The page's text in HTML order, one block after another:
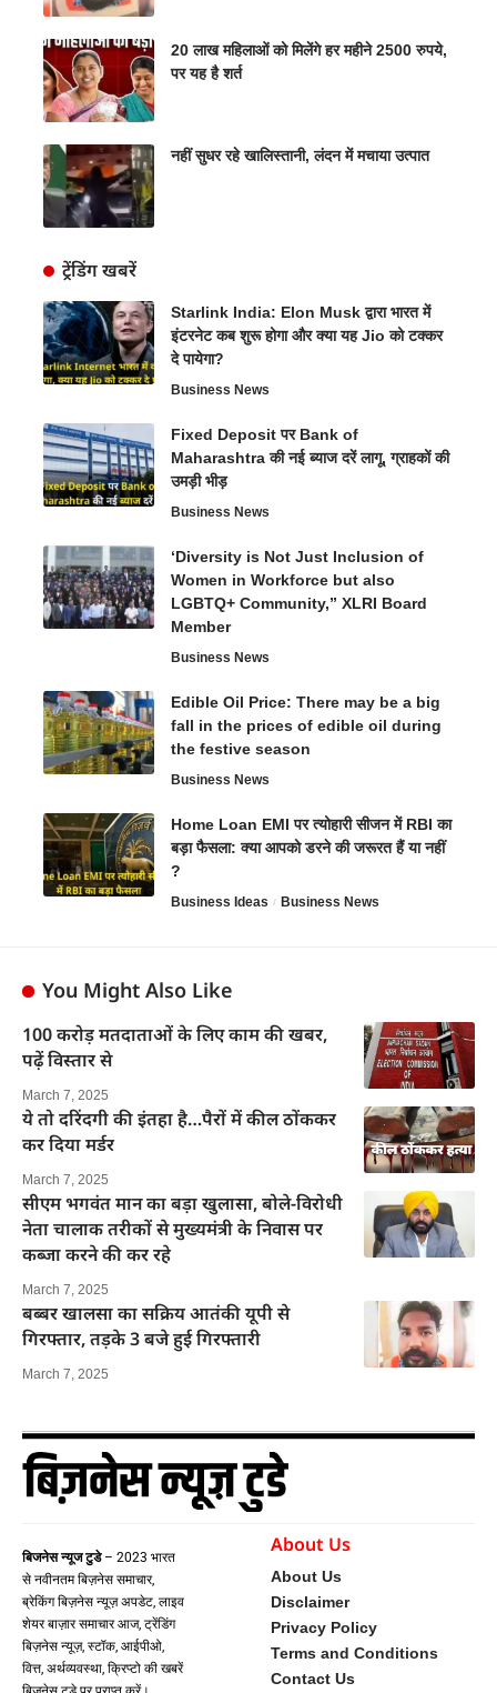
20 लाख महिलाओं को मिलेंगे हर महीने 2500 रुपये,
पर यह है शर्त
नहीं सुधर रहे खालिस्तानी, लंदन में मचाया उत्पात
ट्रेंडिंग खबरें
Starlink India: Elon Musk द्वारा भारत में
इंटरनेट कब शुरू होगा और क्या यह Jio को टक्कर
दे पायेगा?
Business News
Fixed Deposit पर Bank of
Maharashtra की नई ब्याज दरें लागू, ग्राहकों की
उमड़ी भीड़
Business News
‘Diversity is Not Just Inclusion of
Women in Workforce but also
LGBTQ+ Community,” XLRI Board
Member
Business News
Edible Oil Price: There may be a big
fall in the prices of edible oil during
the festive season
Business News
Home Loan EMI पर त्योहारी सीजन में RBI का
बड़ा फैसला: क्या आपको डरने की जरूरत हैं या नहीं
?
Business Ideas Business News
You Might Also Like
100 करोड़ मतदाताओं के लिए काम की खबर,
पढ़ें विस्तार से
March 7, 2025
ये तो दरिंदगी की इंतहा है…पैरों में कील ठोंककर
कर दिया मर्डर
March 7, 2025
सीएम भगवंत मान का बड़ा खुलासा, बोले-विरोधी
नेता चालाक तरीकों से मुख्यमंत्री के निवास पर
कब्जा करने की कर रहे
March 7, 2025
बब्बर खालसा का सक्रिय आतंकी यूपी से
गिरफ्तार, तड़के 3 बजे हुई गिरफ्तारी
March 7, 2025
बिजनेस न्यूज टुडे– 2023 भारत
से नवीनतम बिज़नेस समाचार,
ब्रेकिंग बिज़नेस न्यूज़ अपडेट, लाइव
शेयर बाज़ार समाचार आज, ट्रेंडिंग
बिज़नेस न्यूज़, स्टॉक, आईपीओ,
वित्त, अर्थव्यवस्था, क्रिप्टो की खबरें
About Us
About Us
Disclaimer
Privacy Policy
Terms and Conditions
Contact Us